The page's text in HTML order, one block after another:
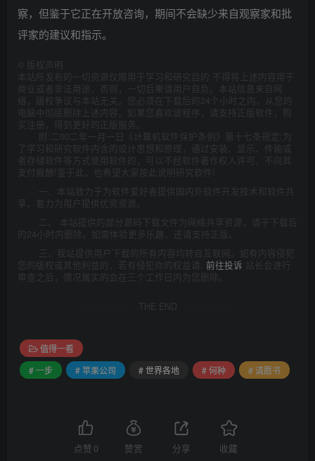
察，但鉴于它正在开放咨询，期间不会缺少来自观察家和批
评家的建议和指示。
版权声明
本站所发布的一切资源仅限用于学习和研究目的;不得将上述内容用于
商业或者非法用途，否则，一切后果请用户自负。本站信息来自网
络，版权争议与本站无关。您必须在下载后的24个小时之内，从您的
电脑中彻底删除上述内容。如果您喜欢该程序，请支持正版软件，购
买注册，得到更好的正版服务。
附:二00二年一月一日《计算机软件保护条例》第十七条规定:为
了学习和研究软件内含的设计思想和原理，通过安装、显示、传输或
者存储软件等方式使用软件的，可以不经软件著作权人许可，不向其
支付报酬!鉴于此，也希望大家按此说明研究软件!
一、本站致力于为软件爱好者提供国内外软件开发技术和软件共
享，着力为用户提供优资资源。
二、 本站提供的部分源码下载文件为网络共享资源，请于下载后
的24小时内删除。如需体验更多乐趣，还请支持正版。
三、我站提供用户下载的所有内容均转自互联网。如有内容侵犯
您的版权或其他利益的，若有侵犯你的权益请: 前往投诉 站长会进行
审查之后，情况属实的会在三个工作日内为您删除。
THE END
值得一看
# 一步
# 苹果公司 # 世界各地 # 何种 # 请愿书
点赞 0 赞赏 分享 收藏